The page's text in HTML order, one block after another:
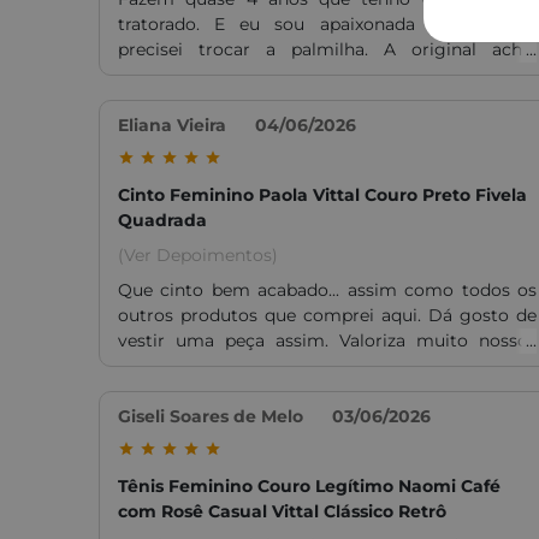
tratorado. E eu sou apaixonada por ele. Só
precisei trocar a palmilha. A original achei
Com certeza eu compraria mais um!
Eliana Vieira 04/06/2026
Cinto Feminino Paola Vittal Couro Preto Fivela
Quadrada
(Ver Depoimentos)
Que cinto bem acabado... assim como todos os
outros produtos que comprei aqui. Dá gosto de
vestir uma peça assim. Valoriza muito nossos
Giseli Soares de Melo 03/06/2026
Tênis Feminino Couro Legítimo Naomi Café
com Rosê Casual Vittal Clássico Retrô